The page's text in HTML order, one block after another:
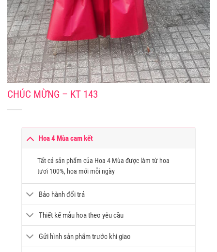
CHÚC MỪNG – KT 143
Hoa 4 Mùa cam kết
Tất cả sản phẩm của Hoa 4 Mùa được làm từ hoa
tươi 100%, hoa mới mỗi ngày
Bảo hành đổi trả
Thiết kế mẫu hoa theo yêu cầu
Gửi hình sản phẩm trước khi giao